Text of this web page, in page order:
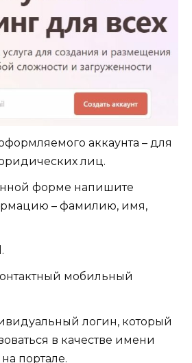
аккаунта – для
лиц.
форме напишите
– фамилию, имя,
мобильный
логин, который
в качестве имени
портале.